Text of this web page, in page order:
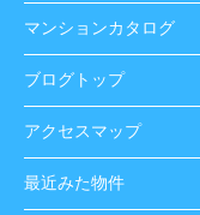
マンションカタログ
ブログトップ
アクセスマップ
最近みた物件